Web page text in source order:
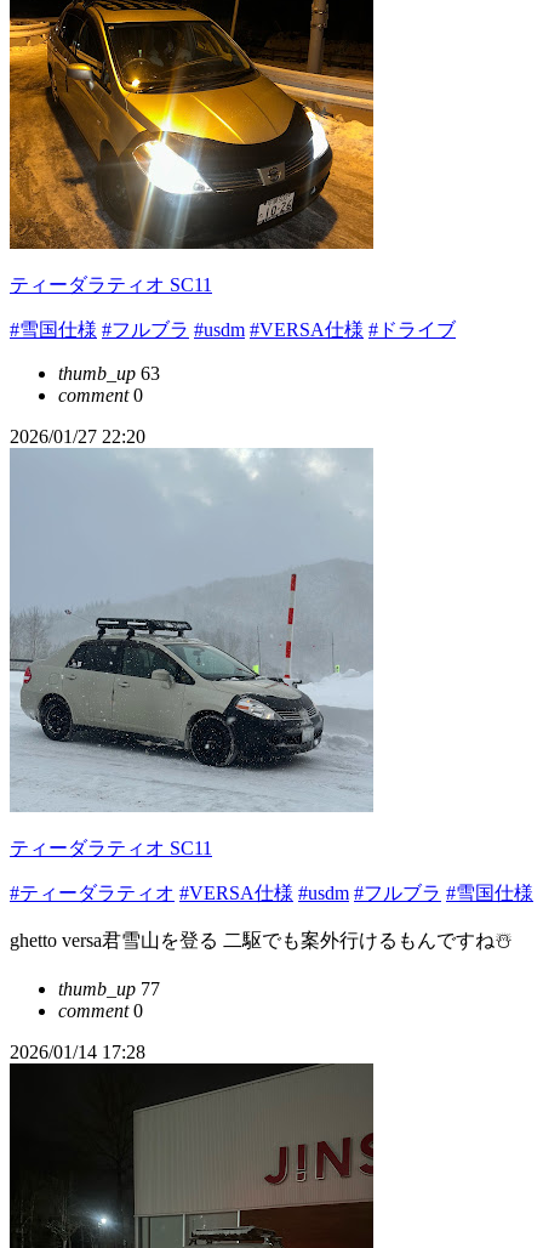
ティーダラティオ SC11
#雪国仕様 #フルブラ #usdm #VERSA仕様 #ドライブ
thumb_up 63
comment0
2026/01/27 22:20
ティーダラティオ SC11
#ティーダラティオ #VERSA仕様 #usdm #フルブラ #雪国仕様
ghetto versa君雪山を登る 二駆でも案外行けるもんですね☃️
thumb_up 77
comment0
2026/01/14 17:28